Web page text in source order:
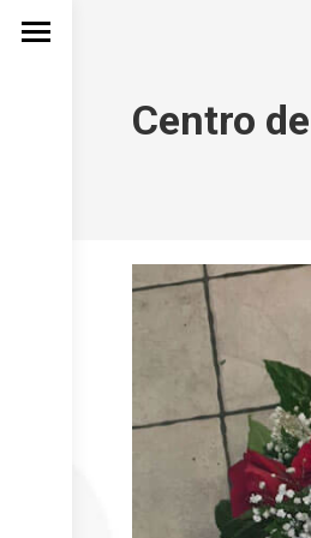
Centro